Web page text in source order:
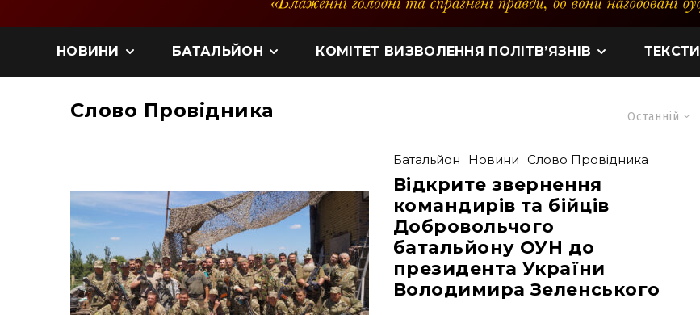
НОВИНИ БАТАЛЬЙОН КОМІТЕТ ВИЗВОЛЕННЯ ПОЛІТВ’ЯЗНІВ ТЕКСТИ
Останній
Слово Провідника
Батальйон Новини Слово Провідника
Відкрите звернення
командирів та бійців
Добровольчого
батальйону ОУН до
президента України
Володимира Зеленського